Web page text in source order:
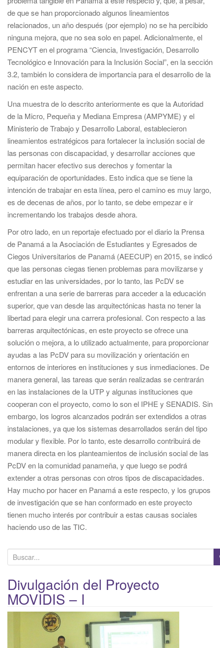
de que se han proporcionado algunos lineamientos
relacionados, un año después (por ejemplo) no se ha percibido
ninguna mejora, que no sea solo en papel. Adicionalmente, el
PENCYT en el programa “Ciencia, Investigación, Desarrollo
Tecnológico e Innovación para la Inclusión Social”, en la sección
3.2, también lo considera de importancia para el desarrollo de la
nación en este aspecto.
Una muestra de lo descrito anteriormente es que la Autoridad
de la Micro, Pequeña y Mediana Empresa (AMPYME) y el
Ministerio de Trabajo y Desarrollo Laboral, establecieron
lineamientos estratégicos para fortalecer la inclusión social de
las personas con discapacidad, y desarrollar acciones que
permitan hacer efectivo sus derechos y fomentar la
equiparación de oportunidades. Esto indica que se tiene la
intención de trabajar en esta línea, pero el camino es muy largo,
es de decenas de años, por lo tanto, se debe empezar e ir
incrementando los trabajos desde ahora.
Por otro lado, en un reportaje efectuado por el diario la Prensa
de Panamá a la Asociación de Estudiantes y Egresados de
Ciegos Universitarios de Panamá (AEECUP) en 2015, se indicó
que las personas ciegas tienen problemas para movilizarse y
estudiar en las universidades, por lo tanto, las PcDV se
enfrentan a una serie de barreras para acceder a la educación
superior, que van desde las arquitectónicas hasta no tener la
libertad para elegir una carrera profesional. Con respecto a las
barreras arquitectónicas, en este proyecto se ofrece una
solución o mejora, a lo utilizado actualmente, para proporcionar
ayudas a las PcDV para su movilización y orientación en
entornos de interiores en instituciones y sus inmediaciones. De
manera general, las tareas que serán realizadas se centrarán
en las instalaciones de la UTP y algunas instituciones que
cooperan con el proyecto, como lo son el IPHE y SENADIS. Sin
embargo, los logros alcanzados podrán ser extendidos a otras
instalaciones, ya que los sistemas desarrollados serán del tipo
modular y flexible. Por lo tanto, este desarrollo contribuirá de
manera directa en los planteamientos de inclusión social de las
PcDV en la comunidad panameña, y que luego se podrá
extender a otras personas con otros tipos de discapacidades.
Hay mucho por hacer en Panamá a este respecto, y los grupos
de investigación que se han conformado en este proyecto
tienen mucho interés por contribuir a estas causas sociales
haciendo uso de las TIC.
u
s
c
a
Divulgación del Proyecto
MOVIDIS – I